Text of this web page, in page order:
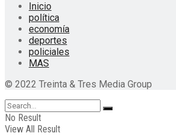
Inicio
política
economía
deportes
policiales
MAS
© 2022 Treinta & Tres Media Group
No Result
View All Result